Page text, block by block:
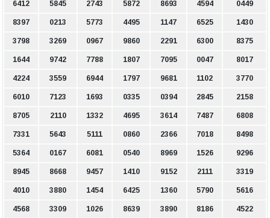
6412 5845 2743 5872 8693 4594 0449
8397 0213 5773 4495 1147 6525 1430
3798 3269 0967 9860 2291 6300 8375
1644 9742 7788 1807 7095 0047 8017
4224 3559 6944 1797 9681 1102 3770
6010 7123 1693 0335 0394 2845 2158
8705 2110 1332 4695 3614 7487 6808
7331 5643 5111 0860 2366 7018 8498
5364 0167 6081 0540 8969 1526 9296
8945 8668 9457 1410 9152 2111 3319
4010 3880 1454 6425 1360 5790 5616
4568 3309 1026 8639 3890 8186 4522